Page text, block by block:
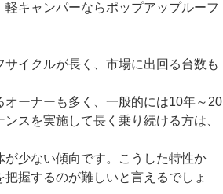
キャンパーならポップアップルーフ
イクルが長く、市場に出回る台数も
ーナーも多く、一般的には10年～20
スを実施して長く乗り続ける方は、
少ない傾向です。こうした特性か
握するのが難しいと言えるでしょ